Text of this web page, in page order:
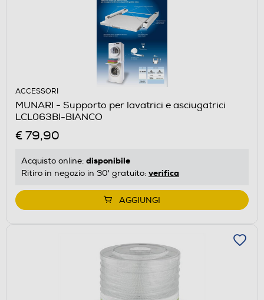
ACCESSORI
MUNARI - Supporto per lavatrici e asciugatrici
LCL063BI-BIANCO
€ 79,90
Acquisto online: disponibile
Ritiro in negozio in 30' gratuito: verifica
AGGIUNGI